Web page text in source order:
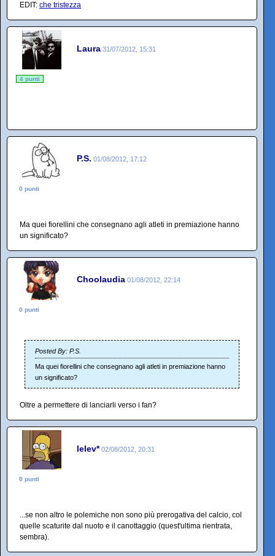
EDIT: che tristezza
Laura 31/07/2012, 15:31
4 punti
P.S. 01/08/2012, 17:12
0 punti
Ma quei fiorellini che consegnano agli atleti in premiazione hanno
un significato?
Choolaudia 01/08/2012, 22:14
0 punti
Posted By: P.S.
Ma quei fiorellini che consegnano agli atleti in premiazione hanno
un significato?
Oltre a permettere di lanciarli verso i fan?
lelev* 02/08/2012, 20:31
0 punti
...se non altro le polemiche non sono più prerogativa del calcio, col
quelle scaturite dal nuoto e il canottaggio (quest'ultima rientrata,
sembra).